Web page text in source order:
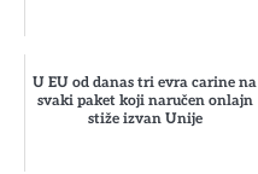
U EU od danas tri evra carine na
svaki paket koji naručen onlajn
stiže izvan Unije